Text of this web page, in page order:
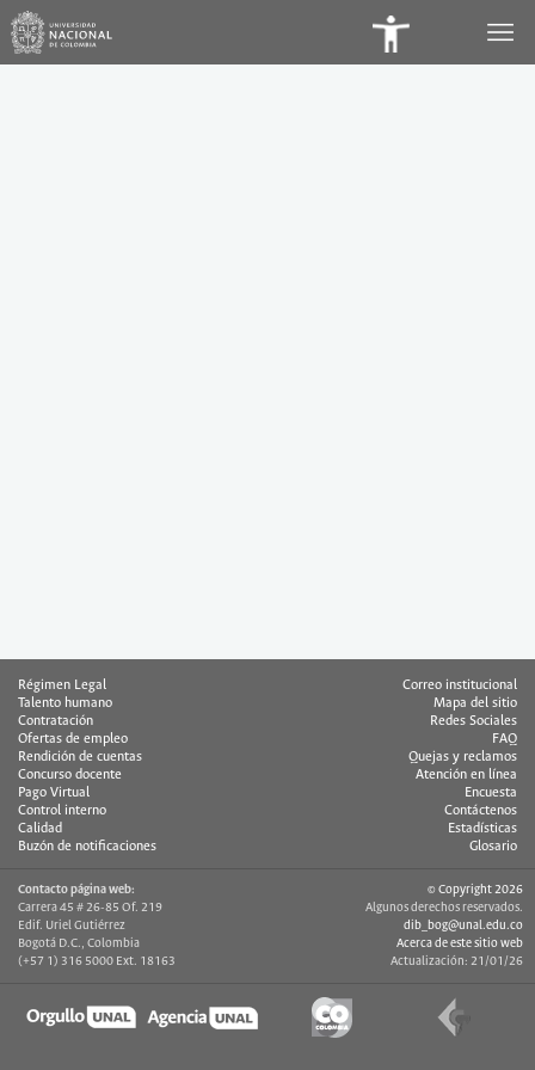
Régimen Legal
Talento humano
Contratación
Ofertas de empleo
Rendición de cuentas
Concurso docente
Pago Virtual
Control interno
Calidad
Buzón de notificaciones
Correo institucional
Mapa del sitio
Redes Sociales
FAQ
Quejas y reclamos
Atención en línea
Encuesta
Contáctenos
Estadísticas
Glosario
Contacto página web:
Carrera 45 # 26-85 Of. 219
Edif. Uriel Gutiérrez
Bogotá D.C., Colombia
(+57 1) 316 5000 Ext. 18163
© Copyright 2026
Algunos derechos reservados.
dib_bog@unal.edu.co
Acerca de este sitio web
Actualización: 21/01/26